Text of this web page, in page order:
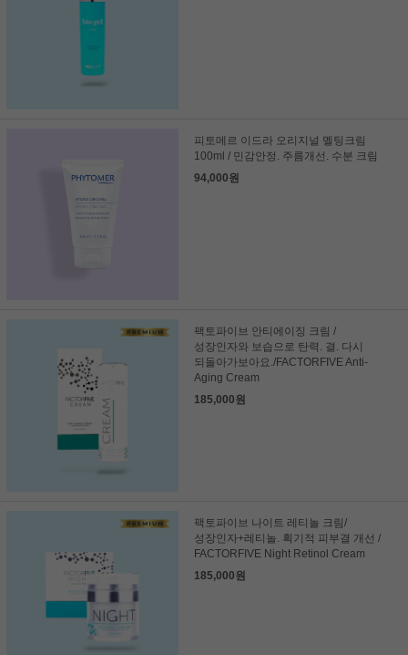
피토메르 이드라 오리지널 멜팅크림
100ml / 민감안정. 주름개선. 수분 크림
94,000원
팩토파이브 안티에이징 크림 /
성장인자와 보습으로 탄력. 결. 다시
되돌아가보아요./FACTORFIVE Anti-
Aging Cream
185,000원
팩토파이브 나이트 레티놀 크림/
성장인자+레티놀. 획기적 피부결 개선 /
FACTORFIVE Night Retinol Cream
185,000원